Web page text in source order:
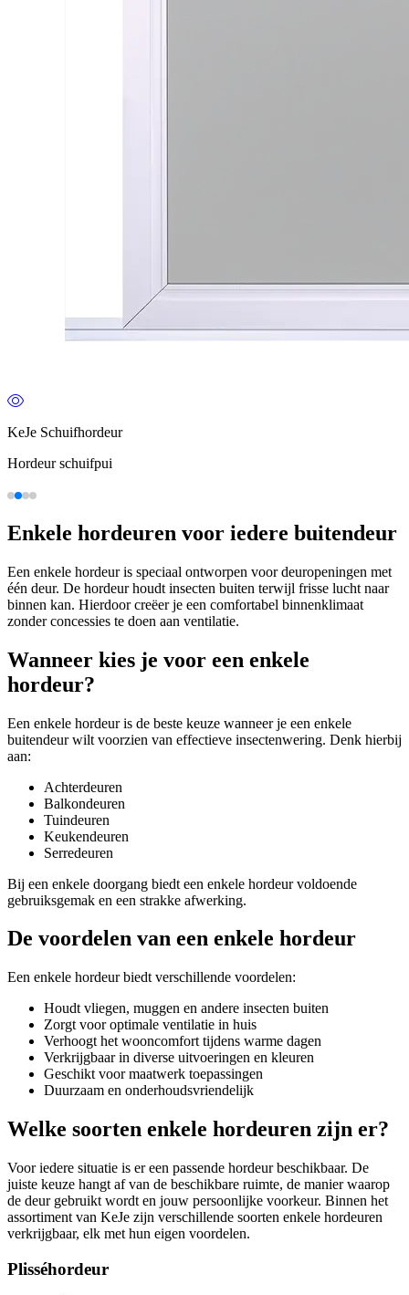
KeJe Schuifhordeur
Hordeur schuifpui
Enkele hordeuren voor iedere buitendeur
Een enkele hordeur is speciaal ontworpen voor deuropeningen met
één deur. De hordeur houdt insecten buiten terwijl frisse lucht naar
binnen kan. Hierdoor creëer je een comfortabel binnenklimaat
zonder concessies te doen aan ventilatie.
Wanneer kies je voor een enkele
hordeur?
Een enkele hordeur is de beste keuze wanneer je een enkele
buitendeur wilt voorzien van effectieve insectenwering. Denk hierbij
aan:
Achterdeuren
Balkondeuren
Tuindeuren
Keukendeuren
Serredeuren
Bij een enkele doorgang biedt een enkele hordeur voldoende
gebruiksgemak en een strakke afwerking.
De voordelen van een enkele hordeur
Een enkele hordeur biedt verschillende voordelen:
Houdt vliegen, muggen en andere insecten buiten
Zorgt voor optimale ventilatie in huis
Verhoogt het wooncomfort tijdens warme dagen
Verkrijgbaar in diverse uitvoeringen en kleuren
Geschikt voor maatwerk toepassingen
Duurzaam en onderhoudsvriendelijk
Welke soorten enkele hordeuren zijn er?
Voor iedere situatie is er een passende hordeur beschikbaar. De
juiste keuze hangt af van de beschikbare ruimte, de manier waarop
de deur gebruikt wordt en jouw persoonlijke voorkeur. Binnen het
assortiment van KeJe zijn verschillende soorten enkele hordeuren
verkrijgbaar, elk met hun eigen voordelen.
Plisséhordeur